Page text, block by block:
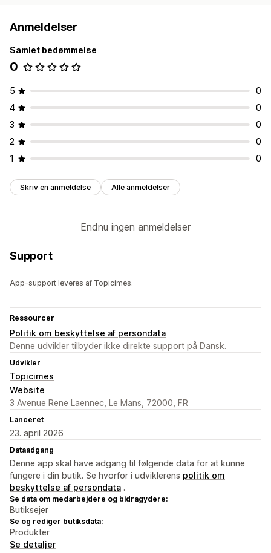
Anmeldelser
Samlet bedømmelse
0
5
0
4
0
3
0
2
0
1
0
Skriv en anmeldelse Alle anmeldelser
Endnu ingen anmeldelser
Support
App-support leveres af Topicimes.
Ressourcer
Politik om beskyttelse af persondata
Denne udvikler tilbyder ikke direkte support på Dansk.
Udvikler
Topicimes
Website
3 Avenue Rene Laennec, Le Mans, 72000, FR
Lanceret
23. april 2026
Dataadgang
Denne app skal have adgang til følgende data for at kunne
fungere i din butik. Se hvorfor i udviklerens politik om
beskyttelse af persondata .
Se data om medarbejdere og bidragydere:
Butiksejer
Se og rediger butiksdata:
Produkter
Se detaljer